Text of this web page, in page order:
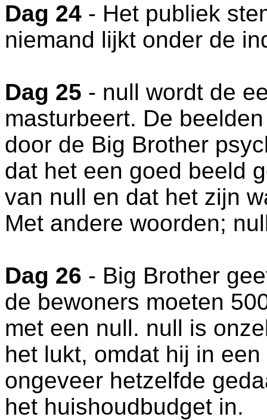
Dag 24 - Het publiek
niemand lijkt onder de
Dag 25 - null wordt de
masturbeert. De
door de Big Brother
dat het een goed beeld
van null en dat het zijn
Met andere woorden;
Dag 26 - Big Brother
de bewoners moeten
met een null. null is
het lukt, omdat hij in
ongeveer hetzelfde
het huishoudbudget in.